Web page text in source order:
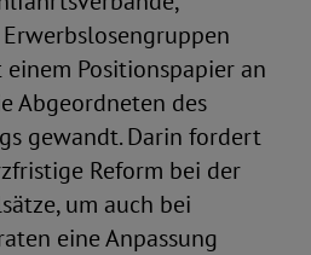
Positionspapier an
Abgeordneten des
gewandt. Darin fordert
Reform bei der
um auch bei
eine Anpassung